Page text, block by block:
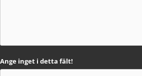
Ange inget i detta fält!